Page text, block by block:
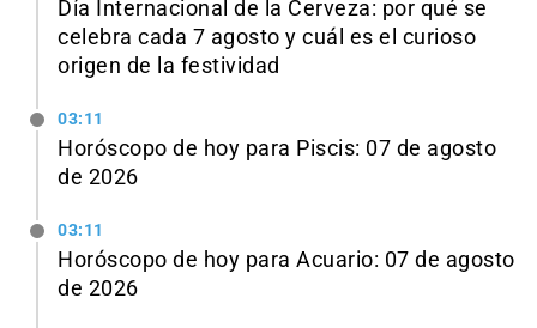
Día Internacional de la Cerveza: por qué se
celebra cada 7 agosto y cuál es el curioso
origen de la festividad
03:11
Horóscopo de hoy para Piscis: 07 de agosto
de 2026
03:11
Horóscopo de hoy para Acuario: 07 de agosto
de 2026